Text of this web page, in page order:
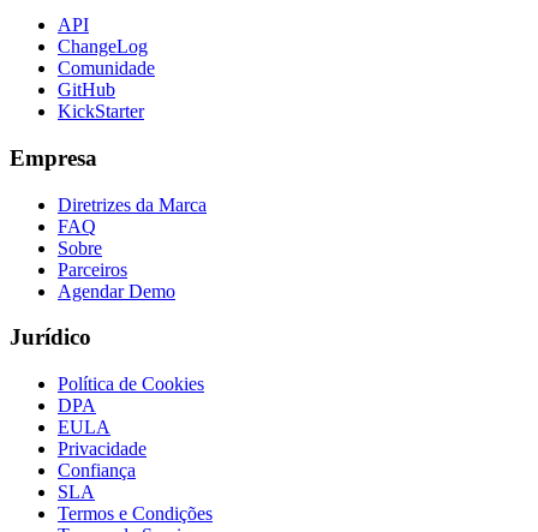
API
ChangeLog
Comunidade
GitHub
KickStarter
Empresa
Diretrizes da Marca
FAQ
Sobre
Parceiros
Agendar Demo
Jurídico
Política de Cookies
DPA
EULA
Privacidade
Confiança
SLA
Termos e Condições